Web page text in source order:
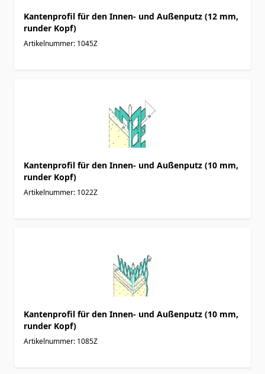
Kantenprofil für den Innen- und Außenputz (12 mm,
runder Kopf)
Artikelnummer: 1045Z
Kantenprofil für den Innen- und Außenputz (10 mm,
runder Kopf)
Artikelnummer: 1022Z
Kantenprofil für den Innen- und Außenputz (10 mm,
runder Kopf)
Artikelnummer: 1085Z